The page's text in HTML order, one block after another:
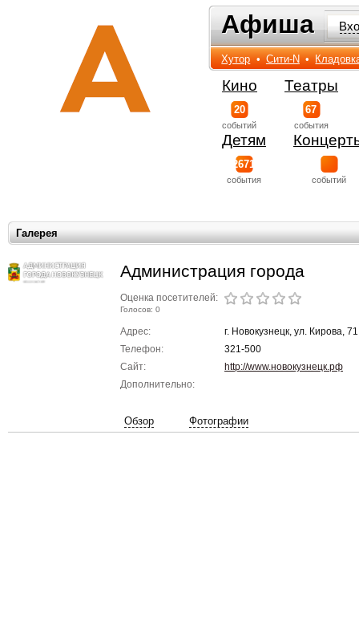
Афиша
Афиша
Хутор • Сити-N •
Кино
20
событий
Театры
67
события
Детям
2671
события событий
Галерея
Администрация города
Оценка посетителей:
Голосов: 0
Адрес:
г. Новокузнецк, ул. Кирова, 71
Телефон:
321-500
Сайт:
http://www.новокузнецк.рф
Дополнительно:
Обзор Фотографии